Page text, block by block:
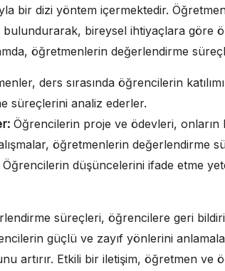
bir dizi yöntem içermektedir.
bireysel ihtiyaçlara göre
öğretmenlerin değerlendirme
ders sırasında öğrencilerin
süreçlerini analiz ederler.
Öğrencilerin proje ve ödevleri, onların
öğretmenlerin değerlendirme
Öğrencilerin düşüncelerini ifade etme
süreçleri, öğrencilere geri
güçlü ve zayıf yönlerini
artırır. Etkili bir iletişim, öğretmen ve